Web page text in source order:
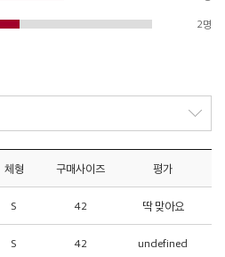
2명
체형 구매사이즈 평가
S 42 딱 맞아요
S 42 undefined